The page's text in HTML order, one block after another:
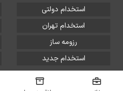
استخدام دولتی
استخدام تهران
رزومه ساز
استخدام جدید
تمامی حقوق این سایت
گونه سوءاستفاده از آن